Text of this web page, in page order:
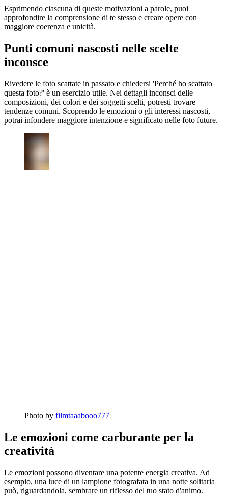
Esprimendo ciascuna di queste motivazioni a parole, puoi
approfondire la comprensione di te stesso e creare opere con
maggiore coerenza e unicità.
Punti comuni nascosti nelle scelte
inconsce
Rivedere le foto scattate in passato e chiedersi 'Perché ho scattato
questa foto?' è un esercizio utile. Nei dettagli inconsci delle
composizioni, dei colori e dei soggetti scelti, potresti trovare
tendenze comuni. Scoprendo le emozioni o gli interessi nascosti,
potrai infondere maggiore intenzione e significato nelle foto future.
Photo by filmtaaabooo777
Le emozioni come carburante per la
creatività
Le emozioni possono diventare una potente energia creativa. Ad
esempio, una luce di un lampione fotografata in una notte solitaria
può, riguardandola, sembrare un riflesso del tuo stato d'animo.